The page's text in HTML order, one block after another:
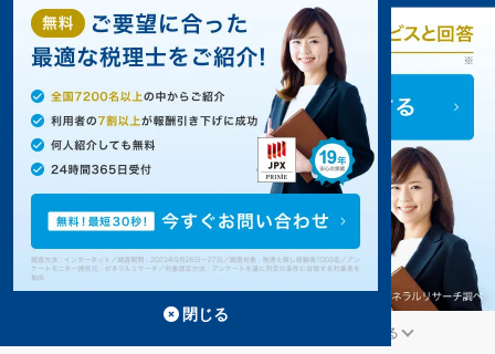
もっと見る
閉じる